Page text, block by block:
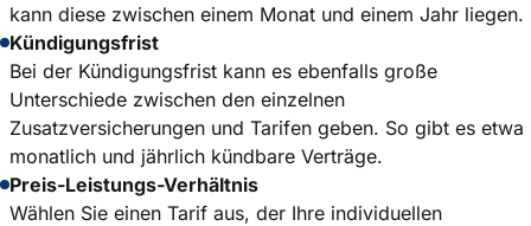
kann diese zwischen einem Monat und einem Jahr liegen.
Kündigungsfrist
Bei der Kündigungsfrist kann es ebenfalls große
Unterschiede zwischen den einzelnen
Zusatzversicherungen und Tarifen geben. So gibt es etwa
monatlich und jährlich kündbare Verträge.
Preis-Leistungs-Verhältnis
Wählen Sie einen Tarif aus, der Ihre individuellen